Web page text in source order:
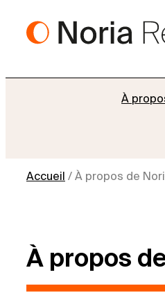
Aller
À
Accueil / À propos de
À propos